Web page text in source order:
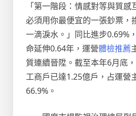
「第一階段：情感對等與質
必須用你最便宜的一張鈔票，
一滴淚水。」同比進步0.69%
命延伸0.64年，運營體檢推薦
質連續晉陞。截至本年6月底
工商戶已達1.25億戶，占運營
66.9%。